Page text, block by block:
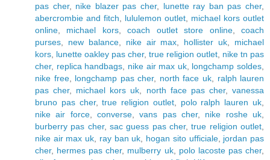
pas cher, nike blazer pas cher, lunette ray ban pas cher,
abercrombie and fitch
lululemon outlet
michael kors outlet
online
michael kors,coach outlet store online,coach
purses
new balance, nike air max hollister uk
michael
kors lunette oakley pas cher, true religion outlet nike tn pas
cher, replica handbags nike air max uk, longchamp soldes
nike free, longchamp pas cher, north face uk, ralph lauren
pas cher, michael kors uk north face pas cher,vanessa
bruno pas cher,true religion outlet, polo ralph lauren uk
nike air force,converse ,vans pas cher, nike roshe uk
burberry pas cher,sac guess pas cher,true religion outlet
nike air max uk
ray ban uk hogan sito ufficiale, jordan pas
cher, hermes pas cher, mulberry uk, polo lacoste pas cher,